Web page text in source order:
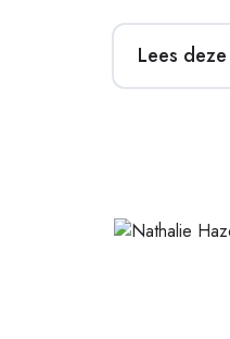
Lees